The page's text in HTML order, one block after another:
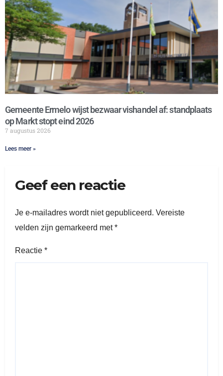
Gemeente Ermelo wijst bezwaar vishandel af: standplaats
op Markt stopt eind 2026
7 augustus 2026
Lees meer »
Geef een reactie
Je e-mailadres wordt niet gepubliceerd. Vereiste
velden zijn gemarkeerd met*
Reactie *